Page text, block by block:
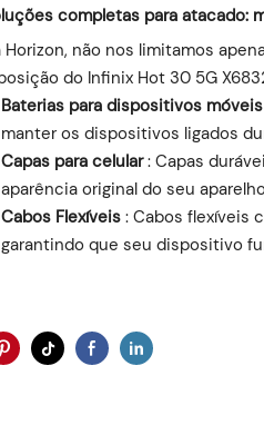
completas para atacado:
Horizon, não nos limitamos
do Infinix Hot 30 5G
Baterias para dispositivos móveis
manter os dispositivos ligados
Capas para celular: Capas
aparência original do seu
Cabos Flexíveis : Cabos flexíveis
garantindo que seu dispositivo